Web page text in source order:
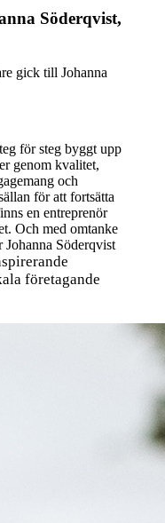
Söderqvist,
gick till Johanna
för steg byggt upp
genom kvalitet,
och
för att fortsätta
en entreprenör
Och med omtanke
Johanna Söderqvist
företagande